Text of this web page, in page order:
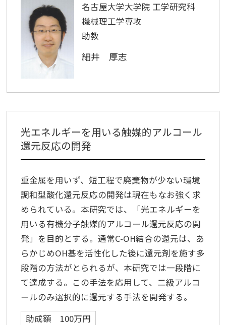
名古屋大学大学院 工学研究科
機械理工学専攻
助教
細井 厚志
光エネルギーを用いる触媒的アルコール
還元反応の開発
重金属を用いず、短工程で廃棄物が少ない環境
調和型酸化還元反応の開発は現在もなお強く求
められている。本研究では、「光エネルギーを
用いる有機分子触媒的アルコール還元反応の開
発」を目的とする。通常C-OH結合の還元は、あ
らかじめOH基を活性化した後に還元剤を施す多
段階の方法がとられるが、本研究では一段階に
て達成する。この手法を応用して、二級アルコ
ールのみ選択的に還元する手法を開発する。
助成額 100万円